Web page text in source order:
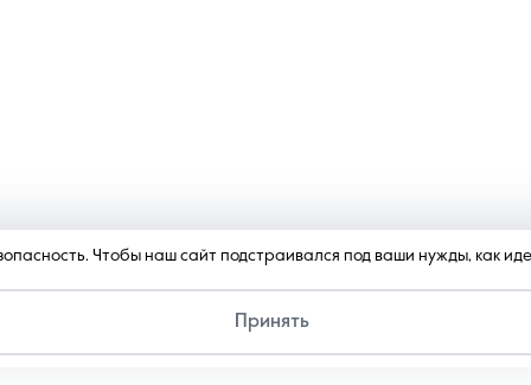
Чтобы наш сайт подстраивался под ваши нужды, как
Принять